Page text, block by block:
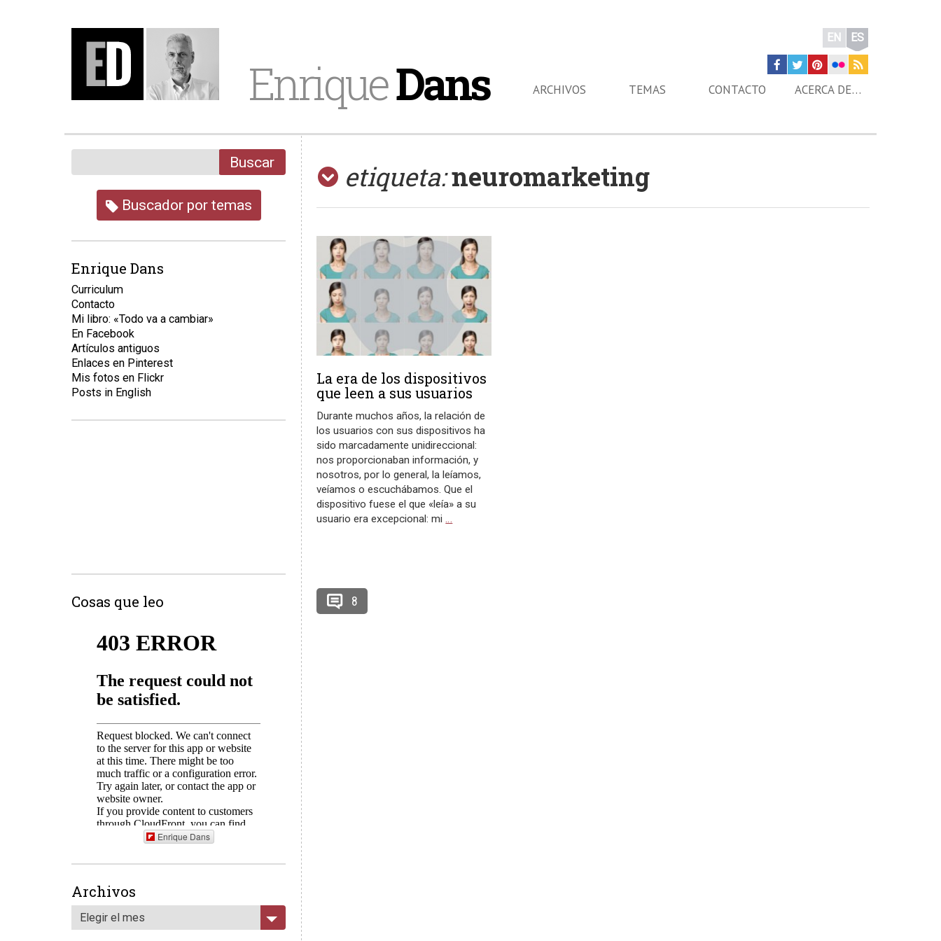
EnriqueDans
EN ES
ARCHIVOS TEMAS CONTACTO ACERCA DE…
etiqueta:neuromarketing
La era de los dispositivos
que leen a sus usuarios
Durante muchos años, la relación de
los usuarios con sus dispositivos ha
sido marcadamente unidireccional:
nos proporcionaban información, y
nosotros, por lo general, la leíamos,
veíamos o escuchábamos. Que el
dispositivo fuese el que «leía» a su
usuario era excepcional: mi…
8
Buscar
Buscador por temas
Enrique Dans
Curriculum
Contacto
Mi libro: «Todo va a cambiar»
En Facebook
Artículos antiguos
Enlaces en Pinterest
Mis fotos en Flickr
Posts in English
Cosas que leo
Enrique Dans
Archivos
Elegir el mes